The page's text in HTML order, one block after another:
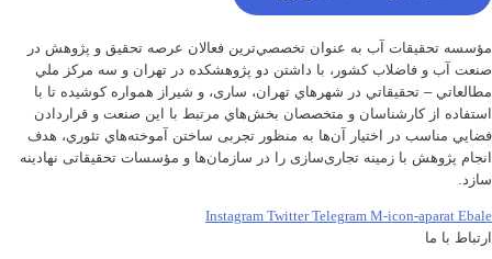
مؤسسه تحقيقات آب به عنوان تخصصي‌ترين فعالان عرصه تحقيق و پژوهش در
صنعت آب و فاضلاب كشور، با داشتن دو پژوهشكده در تهران و سه مركز ملي
مطالعاتي – تحقيقاتي در شهرهاي تهران،‌ ساری، و شيراز‌ همواره كوشيده تا با
استفاده از كارشناسان و متخصصان بخش‌هاي مرتبط با اين صنعت و قراردادن
فضايي مناسب در اختيار آن‌ها به منظور تجربی ساختن آموخته‌هاي تئوري، هدف
انجام پژوهش با زمينه تجاری‌سازی را در سازمان‌ها و مؤسسات تحقيقاتی نهادينه
سازد.
Instagram Twitter Telegram M-icon-aparat Ebale
ارتباط با ما